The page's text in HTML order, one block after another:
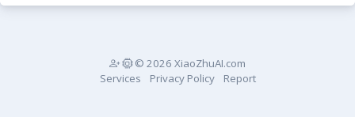
© 2026 XiaoZhuAI.com
Services
Privacy Policy Report